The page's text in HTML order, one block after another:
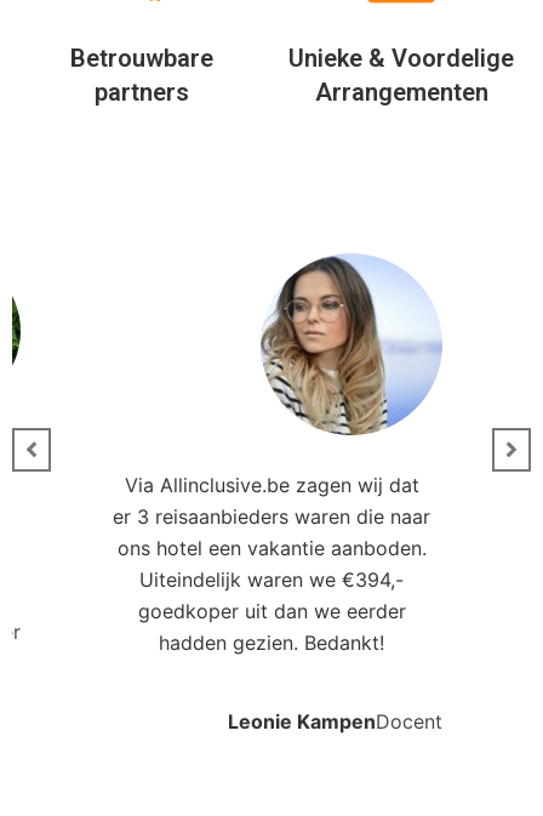
Betrouwbare
partners
Unieke & Voordelige
Arrangementen
Via Allinclusive.be zagen wij dat
er 3 reisaanbieders waren die naar
ons hotel een vakantie aanboden.
Uiteindelijk waren we €394,-
goedkoper uit dan we eerder
hadden gezien. Bedankt!
Leonie KampenDocent